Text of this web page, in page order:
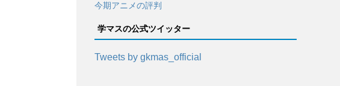
今期アニメの評判
学マスの公式ツイッター
Tweets by gkmas_official